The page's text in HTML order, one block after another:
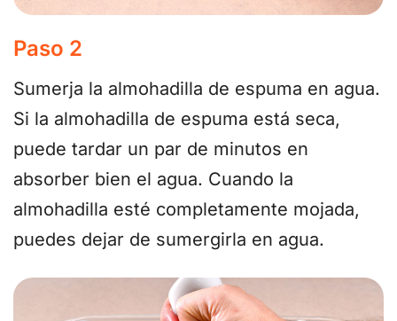
Paso 2
Sumerja la almohadilla de espuma en agua.
Si la almohadilla de espuma está seca,
puede tardar un par de minutos en
absorber bien el agua. Cuando la
almohadilla esté completamente mojada,
puedes dejar de sumergirla en agua.